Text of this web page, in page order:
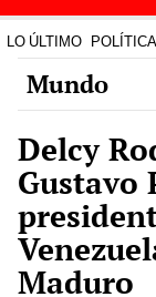
LO ÚLTIMO POLÍTICA
Mundo
Delcy
Gustavo
Maduro